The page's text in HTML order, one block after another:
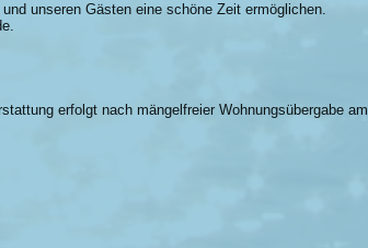
unseren Gästen eine schöne Zeit ermöglichen.
erfolgt nach mängelfreier Wohnungsübergabe am